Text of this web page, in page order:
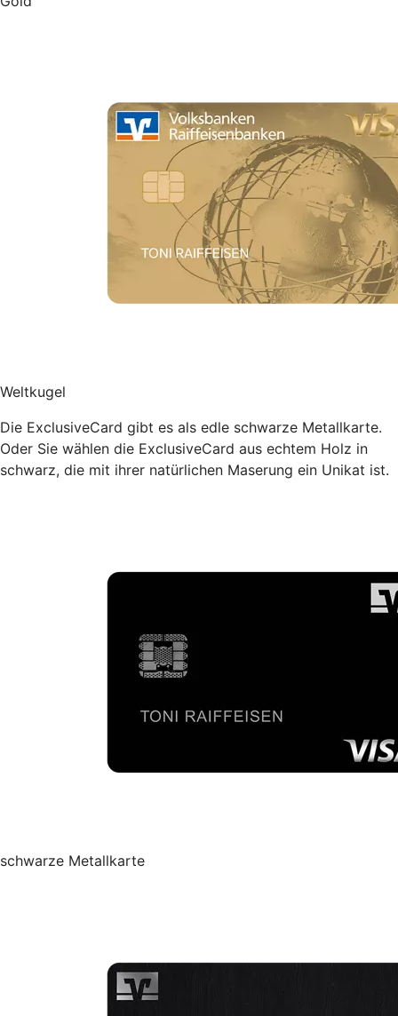
Weltkugel
Die ExclusiveCard gibt es als edle schwarze Metallkarte.
Oder Sie wählen die ExclusiveCard aus echtem Holz in
schwarz, die mit ihrer natürlichen Maserung ein Unikat ist.
schwarze Metallkarte